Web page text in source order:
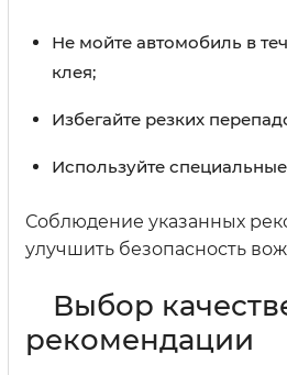
Не мойте автомобиль в
клея;
Избегайте резких
Используйте
Соблюдение указанных
улучшить безопасность
Выбор
рекомендации